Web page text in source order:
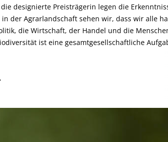
designierte Preisträgerin legen die
der Agrarlandschaft sehen wir, dass wir alle
die Wirtschaft, der Handel und die
ist eine gesamtgesellschaftliche